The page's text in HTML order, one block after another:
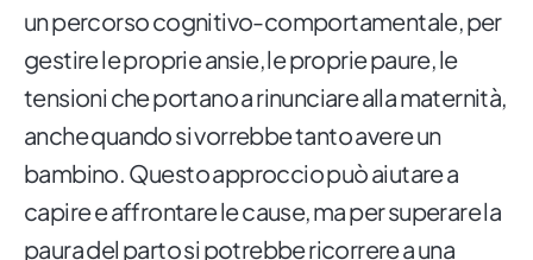
un percorso cognitivo-comportamentale, per
gestire le proprie ansie, le proprie paure, le
tensioni che portano a rinunciare alla maternità,
anche quando si vorrebbe tanto avere un
bambino. Questo approccio può aiutare a
capire e affrontare le cause, ma per superare la
paura del parto si potrebbe ricorrere a una